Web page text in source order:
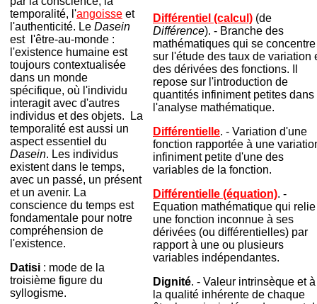
temporalité, l'angoisse et
l'authenticité. Le Dasein
est l'être-au-monde :
l'existence humaine est
toujours contextualisée
dans un monde
spécifique, où l'individu
interagit avec d'autres
individus et des objets. La
temporalité est aussi un
aspect essentiel du
Dasein. Les individus
existent dans le temps,
avec un passé, un présent
et un avenir. La
conscience du temps est
fondamentale pour notre
compréhension de
l'existence.
Datisi : mode de la
troisième figure du
syllogisme.
Différentiel (calcul) (de
Différence). - Branche des
mathématiques qui se concentre
sur l'étude des taux de variation
des dérivées des fonctions. Il
repose sur l'introduction de
quantités infiniment petites dans
l'analyse mathématique.
Différentielle. - Variation d'une
fonction rapportée à une
infiniment petite d'une des
variables de la fonction.
Différentielle (équation). -
Equation mathématique qui relie
une fonction inconnue à ses
dérivées (ou différentielles) par
rapport à une ou plusieurs
variables indépendantes.
Dignité. - Valeur intrinsèque et à
la qualité inhérente de chaque